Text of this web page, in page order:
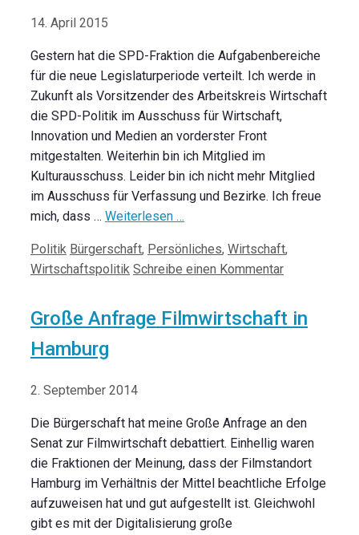
14. April 2015
Gestern hat die SPD-Fraktion die Aufgabenbereiche
für die neue Legislaturperiode verteilt. Ich werde in
Zukunft als Vorsitzender des Arbeitskreis Wirtschaft
die SPD-Politik im Ausschuss für Wirtschaft,
Innovation und Medien an vorderster Front
mitgestalten. Weiterhin bin ich Mitglied im
Kulturausschuss. Leider bin ich nicht mehr Mitglied
im Ausschuss für Verfassung und Bezirke. Ich freue
mich, dass … Weiterlesen …
Kategorien
Politik Schlagwörter
Bürgerschaft, Persönliches, Wirtschaft,
Wirtschaftspolitik Schreibe einen Kommentar
Große Anfrage Filmwirtschaft in
Hamburg
2. September 2014
Die Bürgerschaft hat meine Große Anfrage an den
Senat zur Filmwirtschaft debattiert. Einhellig waren
die Fraktionen der Meinung, dass der Filmstandort
Hamburg im Verhältnis der Mittel beachtliche Erfolge
aufzuweisen hat und gut aufgestellt ist. Gleichwohl
gibt es mit der Digitalisierung große